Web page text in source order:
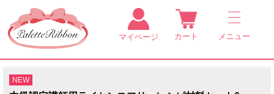
マイページ カート メニュー
NEW